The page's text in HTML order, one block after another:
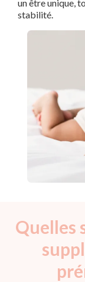
un être unique,
stabilité.
Quelles